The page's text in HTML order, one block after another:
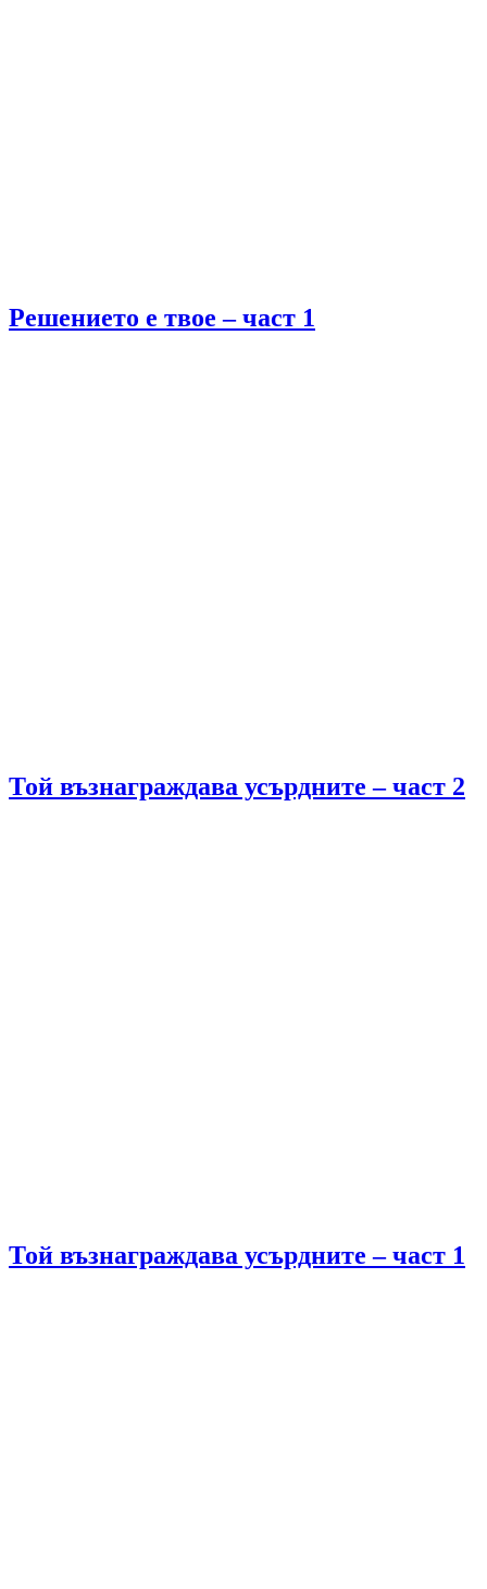
Решението е твое – част 1
Той възнаграждава усърдните – част 2
Той възнаграждава усърдните – част 1